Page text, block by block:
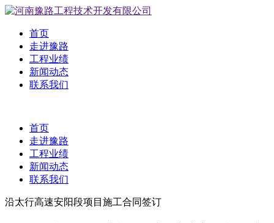
首页
走进豫路
工程业绩
新闻动态
联系我们
首页
走进豫路
工程业绩
新闻动态
联系我们
沿太行高速安阳段项目施工合同签订